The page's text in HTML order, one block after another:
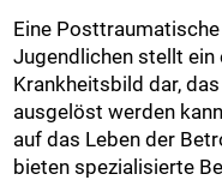
Eine
Jugendlichen stellt ein
Krankheitsbild dar,
ausgelöst werden
auf das Leben der
bieten spezialisierte